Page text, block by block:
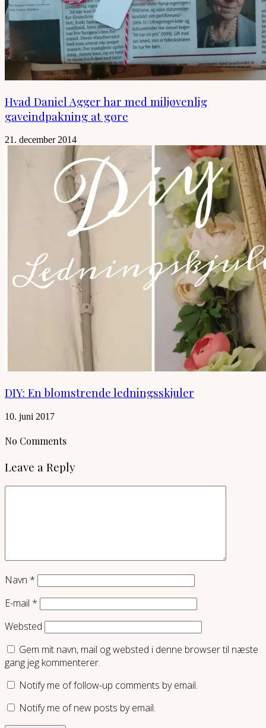
Hvad Daniel Agger har med miljøvenlig
gaveindpakning at gøre
21. december 2014
DIY: En blomstrende ledningsskjuler
10. juni 2017
No Comments
Leave a Reply
Navn *
E-mail *
Websted
Gem mit navn, mail og websted i denne browser til næste
gang jeg kommenterer.
Notify me of follow-up comments by email.
Notify me of new posts by email.